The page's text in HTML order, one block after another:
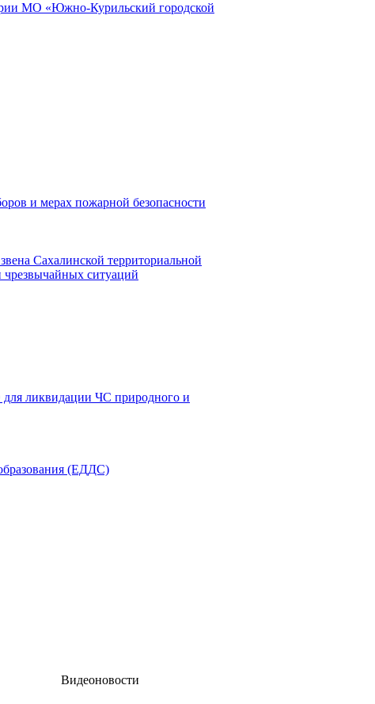
МО «Южно-Курильский городской
и мерах пожарной безопасности
Сахалинской территориальной
ситуаций
для ликвидации ЧС природного и
(ЕДДС)
Видеоновости